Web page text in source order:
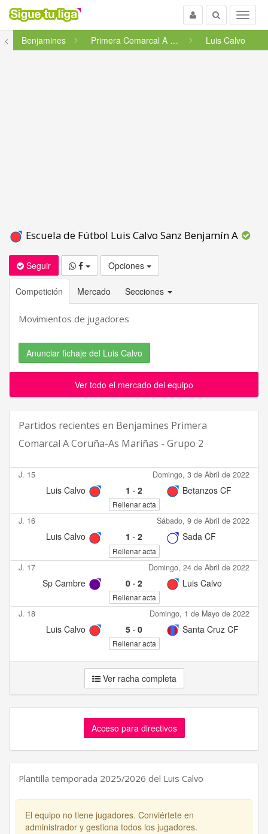
Menu
Buscar
Usuario
<
Benjamines Primera Comarcal A Coruña-As ... Luis Calvo
Escuela de Fútbol Luis Calvo Sanz Benjamín A
Seguir Opciones
Competición Mercado Secciones
Movimientos de jugadores
Anunciar fichaje del Luis Calvo
Ver todo el mercado del equipo
Partidos recientes en Benjamines Primera
Comarcal A Coruña-As Mariñas - Grupo 2
J. 15 Domingo, 3 de Abril de 2022
Luis Calvo 1 · 2 Betanzos CF
Rellenar acta
J. 16 Sábado, 9 de Abril de 2022
Luis Calvo 1 · 2 Sada CF
Rellenar acta
J. 17 Domingo, 24 de Abril de 2022
Sp Cambre 0· 2 Luis Calvo
Rellenar acta
J. 18 Domingo, 1 de Mayo de 2022
Luis Calvo 5· 0 Santa Cruz CF
Rellenar acta
Ver racha completa
Acceso para directivos
Plantilla temporada 2025/2026 del Luis Calvo
El equipo no tiene jugadores. Conviértete en
administrador y gestiona todos los jugadores.